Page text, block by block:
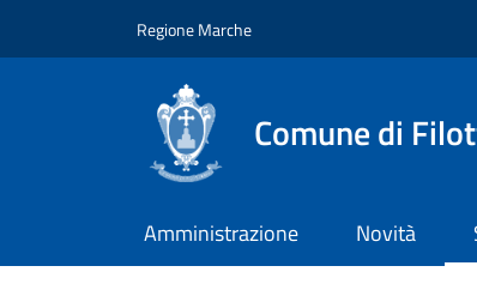
Regione Marche
Comune di
Amministrazione Novità